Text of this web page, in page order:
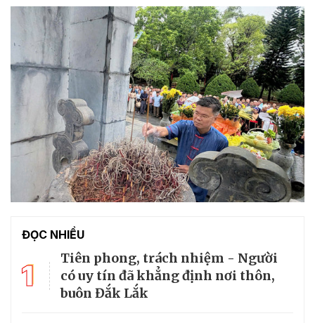
ĐỌC NHIỀU
1
Tiên phong, trách nhiệm - Người
có uy tín đã khẳng định nơi thôn,
buôn Đắk Lắk